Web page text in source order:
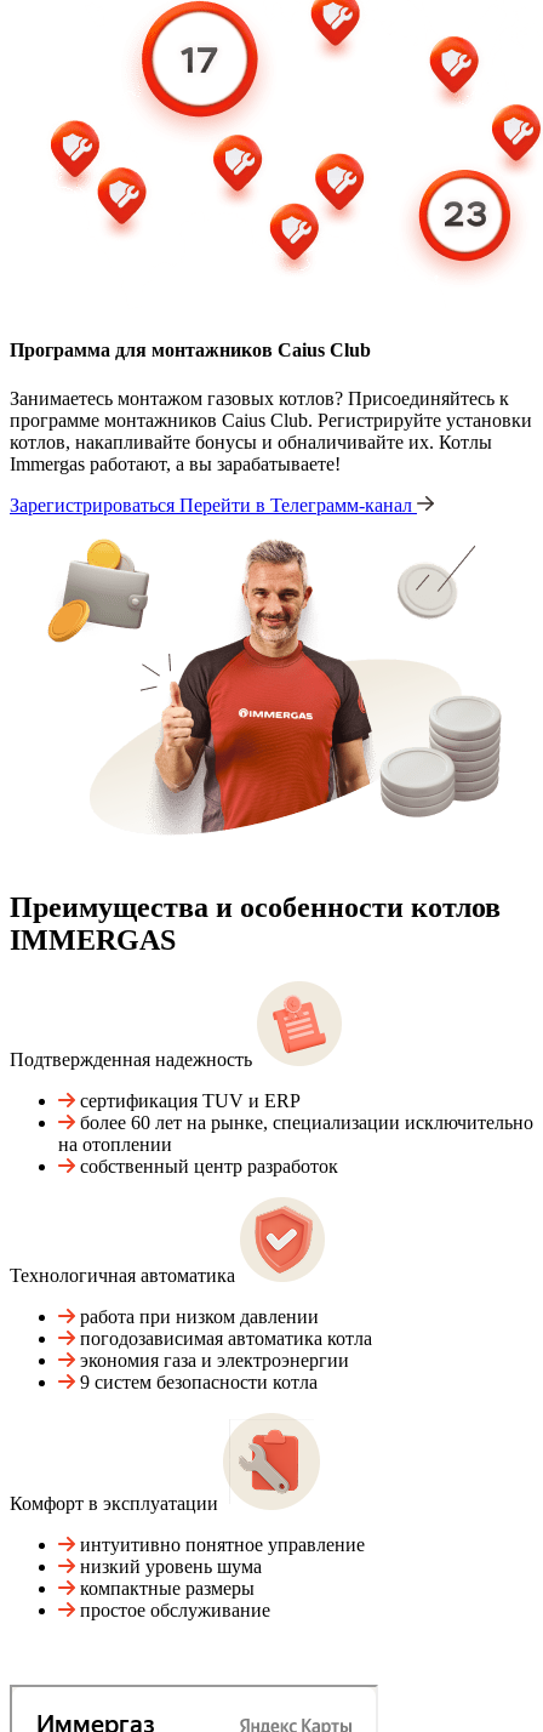
Программа для монтажников Caius Club
Занимаетесь монтажом газовых котлов? Присоединяйтесь к
программе монтажников Caius Club. Регистрируйте установки
котлов, накапливайте бонусы и обналичивайте их. Котлы
Immergas работают, а вы зарабатываете!
Зарегистрироваться Перейти в Телеграмм-канал
Преимущества и особенности котлов
IMMERGAS
Подтвержденная надежность
сертификация TUV и ERP
более 60 лет на рынке, специализации исключительно
на отоплении
собственный центр разработок
Технологичная автоматика
работа при низком давлении
погодозависимая автоматика котла
экономия газа и электроэнергии
9 систем безопасности котла
Комфорт в эксплуатации
интуитивно понятное управление
низкий уровень шума
компактные размеры
простое обслуживание